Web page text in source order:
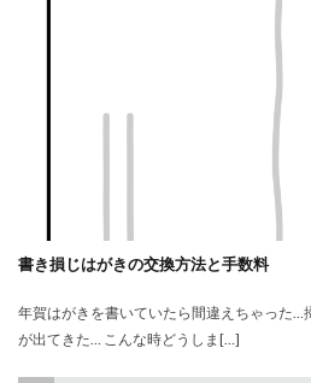
書き損じはがきの交換方法と手数料
年賀はがきを書いていたら間違えちゃった…
が出てきた… こんな時どうしま[…]